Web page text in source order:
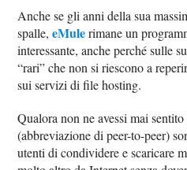
Anche se gli anni della sua
spalle,eMulerimane un
interessante, anche perché sulle
“rari” che non si riescono a
sui servizi di file hosting.
Qualora non ne avessi mai
(abbreviazione di peer-to-peer)
utenti di condividere e scaricare